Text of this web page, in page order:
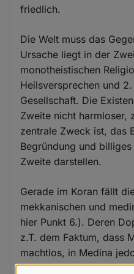
friedlich.
Die Welt muss das
Ursache liegt in der
monotheistischen
Heilsversprechen und
Gesellschaft. Die
Zweite nicht harmloser,
zentrale Zweck ist, das
Begründung und
Zweite darstellen.
Gerade im Koran fällt
mekkanischen und
hier Punkt 6.). Deren
z.T. dem Faktum, dass
machtlos, in Medina
Suren verblieben im